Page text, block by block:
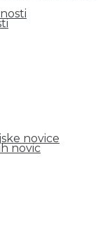
novice
novic